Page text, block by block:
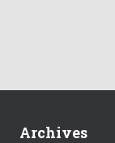
Archives